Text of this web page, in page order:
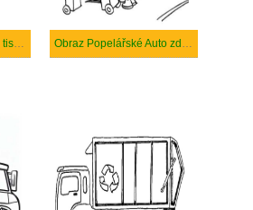
Obraz Popelářské Auto tisknutelné Obraz Popelářské Auto zdarma tisknutelné